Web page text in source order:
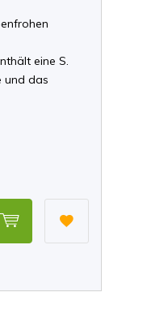
eine S.
und das